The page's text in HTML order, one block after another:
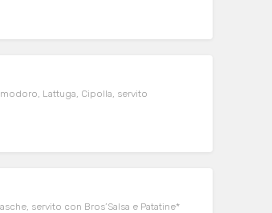
Lattuga, Cipolla, servito
servito con Bros’Salsa e Patatine*